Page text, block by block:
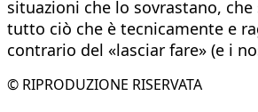
situazioni che lo sovrastano,
tutto ciò che è tecnicamente e
contrario del «lasciar fare» (e i
© RIPRODUZIONE RISERVATA